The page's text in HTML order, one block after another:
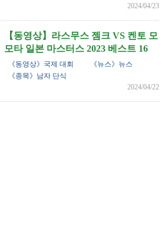
2024/04/23
【동영상】라스무스 젬크 VS 켄토 모
모타 일본 마스터스 2023 베스트 16
《동영상》국제 대회
《뉴스》뉴스
《종목》남자 단식
2024/04/22